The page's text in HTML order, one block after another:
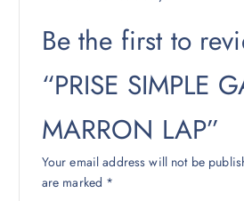
Be the first to
“PRISE SIMPLE
MARRON LAP”
Your email address will not be
are marked *